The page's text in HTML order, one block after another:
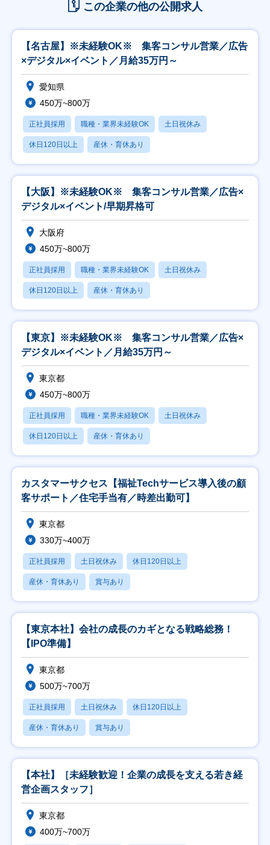
この企業の他の公開求人
【名古屋】※未経験OK※ 集客コンサル営業／広告
×デジタル×イベント／月給35万円～
愛知県
450万~800万
正社員採用 職種・業界未経験OK 土日祝休み
休日120日以上 産休・育休あり
【大阪】※未経験OK※ 集客コンサル営業／広告×
デジタル×イベント/早期昇格可
大阪府
450万~800万
正社員採用 職種・業界未経験OK 土日祝休み
休日120日以上 産休・育休あり
【東京】※未経験OK※ 集客コンサル営業／広告×
デジタル×イベント／月給35万円～
東京都
450万~800万
正社員採用 職種・業界未経験OK 土日祝休み
休日120日以上 産休・育休あり
カスタマーサクセス【福祉Techサービス導入後の顧
客サポート／住宅手当有／時差出勤可】
東京都
330万~400万
正社員採用 土日祝休み 休日120日以上
産休・育休あり 賞与あり
【東京本社】会社の成長のカギとなる戦略総務！
【IPO準備】
東京都
500万~700万
正社員採用 土日祝休み 休日120日以上
産休・育休あり 賞与あり
【本社】［未経験歓迎！企業の成長を支える若き経
営企画スタッフ］
東京都
400万~700万